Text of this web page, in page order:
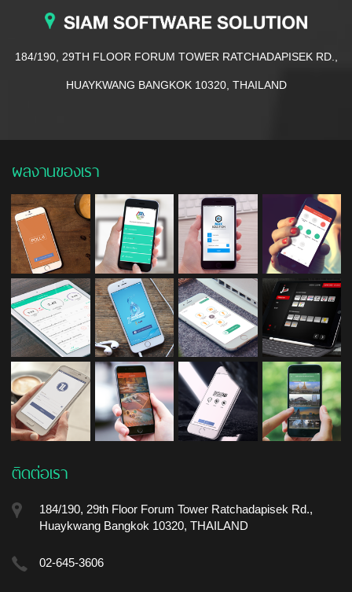
184/190, 29TH FLOOR FORUM TOWER RATCHADAPISEK RD.,
HUAYKWANG BANGKOK 10320, THAILAND
ผลงานของเรา
ติดต่อเรา
184/190, 29th Floor Forum Tower Ratchadapisek Rd.,
Huaykwang Bangkok 10320, THAILAND
02-645-3606